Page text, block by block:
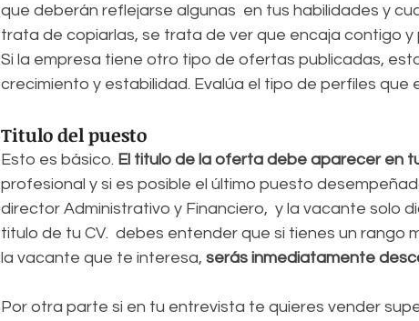
que deberán reflejarse algunas  en tus habilidades y
trata de copiarlas, se trata de ver que encaja contigo y
Si la empresa tiene otro tipo de ofertas publicadas,
crecimiento y estabilidad. Evalúa el tipo de perfiles que
Titulo del puesto
Esto es básico. El titulo de la oferta debe aparecer en
profesional y si es posible el último puesto
director Administrativo y Financiero,  y la vacante solo
titulo de tu CV.  debes entender que si tienes un rango
la vacante que te interesa, serás inmediatamente
Por otra parte si en tu entrevista te quieres vender